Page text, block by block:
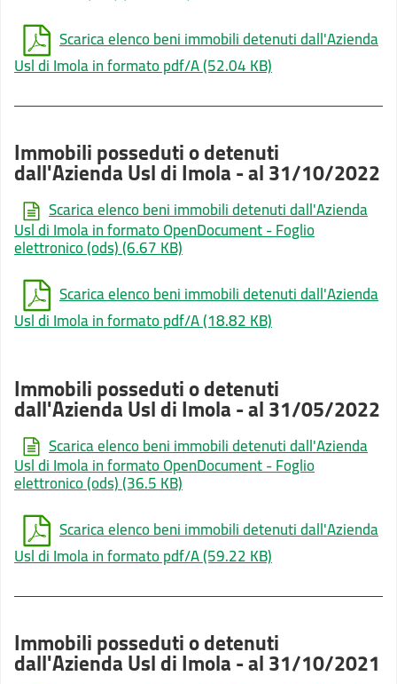
Scarica elenco beni immobili detenuti dall'Azienda
Usl di Imola in formato pdf/A(52.04 KB)
Immobili posseduti o detenuti
dall'Azienda Usl di Imola - al 31/10/2022
Scarica elenco beni immobili detenuti dall'Azienda
Usl di Imola in formato OpenDocument - Foglio
elettronico (ods)(6.67 KB)
Scarica elenco beni immobili detenuti dall'Azienda
Usl di Imola in formato pdf/A(18.82 KB)
Immobili posseduti o detenuti
dall'Azienda Usl di Imola - al 31/05/2022
Scarica elenco beni immobili detenuti dall'Azienda
Usl di Imola in formato OpenDocument - Foglio
elettronico (ods)(36.5 KB)
Scarica elenco beni immobili detenuti dall'Azienda
Usl di Imola in formato pdf/A(59.22 KB)
Immobili posseduti o detenuti
dall'Azienda Usl di Imola - al 31/10/2021